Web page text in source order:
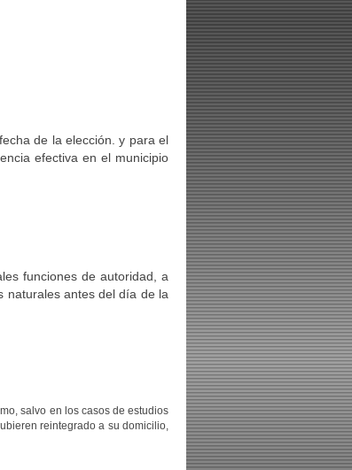
de la elección. y para el
efectiva en el municipio
funciones de autoridad, a
naturales antes del día de la
salvo en los casos de estudios
reintegrado a su domicilio,